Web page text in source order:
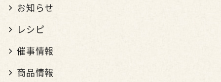
お知らせ
レシピ
催事情報
商品情報